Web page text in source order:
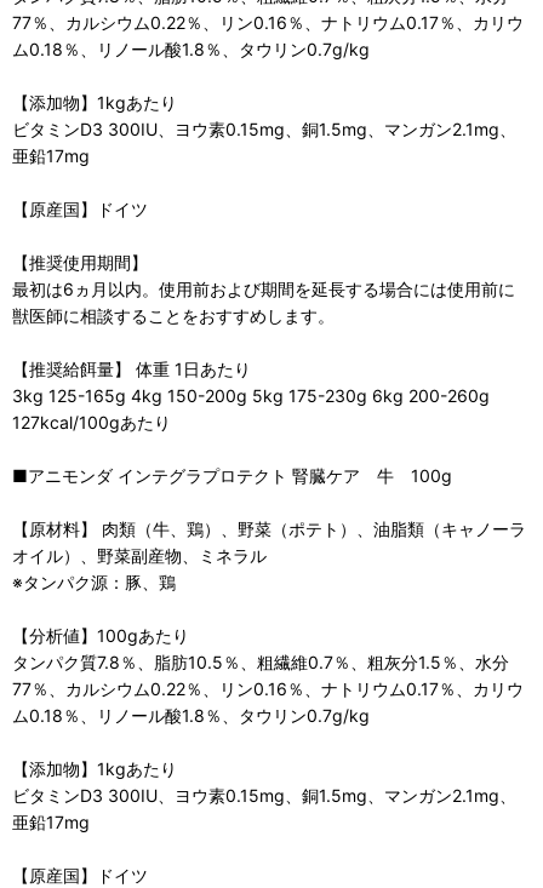
77％、カルシウム0.22％、リン0.16％、ナトリウム0.17％、カリウ
ム0.18％、リノール酸1.8％、タウリン0.7g/kg
【添加物】1kgあたり
ビタミンD3 300IU、ヨウ素0.15mg、銅1.5mg、マンガン2.1mg、
亜鉛17mg
【原産国】ドイツ
【推奨使用期間】
最初は6ヵ月以内。使用前および期間を延長する場合には使用前に
獣医師に相談することをおすすめします。
【推奨給餌量】 体重 1日あたり
3kg 125-165g 4kg 150-200g 5kg 175-230g 6kg 200-260g
127kcal/100gあたり
■アニモンダ インテグラプロテクト 腎臓ケア 牛 100g
【原材料】 肉類（牛、鶏）、野菜（ポテト）、油脂類（キャノーラ
オイル）、野菜副産物、ミネラル
※タンパク源：豚、鶏
【分析値】100gあたり
タンパク質7.8％、脂肪10.5％、粗繊維0.7％、粗灰分1.5％、水分
77％、カルシウム0.22％、リン0.16％、ナトリウム0.17％、カリウ
ム0.18％、リノール酸1.8％、タウリン0.7g/kg
【添加物】1kgあたり
ビタミンD3 300IU、ヨウ素0.15mg、銅1.5mg、マンガン2.1mg、
亜鉛17mg
【原産国】ドイツ